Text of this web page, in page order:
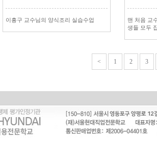
이흥구 교수님의 양식조리 실습수업
맨 처음 교
생들 모두
< 1 2 3